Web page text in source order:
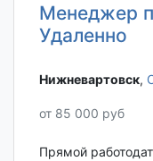
Менеджер
Удаленно
Нижневартовск‎,
от 85 000 руб
Прямой